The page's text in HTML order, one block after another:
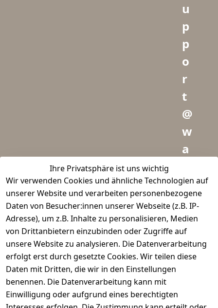
Ihre Privatsphäre ist uns wichtig
Wir verwenden Cookies und ähnliche Technologien auf
unserer Website und verarbeiten personenbezogene
Daten von Besucher:innen unserer Webseite (z.B. IP-
Adresse), um z.B. Inhalte zu personalisieren, Medien
von Drittanbietern einzubinden oder Zugriffe auf
unsere Website zu analysieren. Die Datenverarbeitung
erfolgt erst durch gesetzte Cookies. Wir teilen diese
Daten mit Dritten, die wir in den Einstellungen
benennen. Die Datenverarbeitung kann mit
Einwilligung oder aufgrund eines berechtigten
u
p
p
o
r
t
@
w
a
d
m
e
i
s